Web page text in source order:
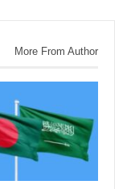
More From Author